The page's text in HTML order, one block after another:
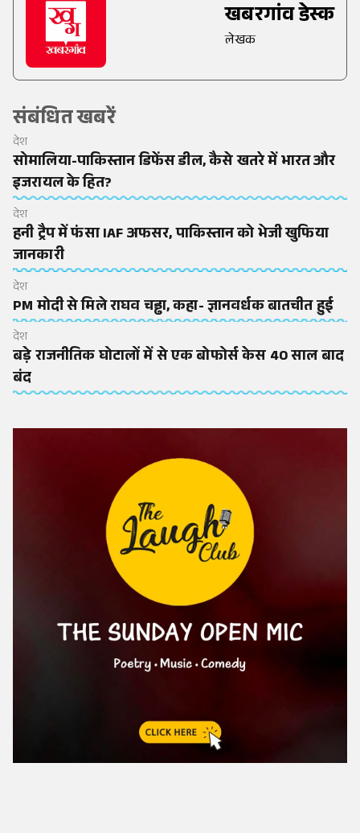
खबरगांव डेस्क
लेखक
संबंधित खबरें
देश
सोमालिया-पाकिस्तान डिफेंस डील, कैसे खतरे में भारत और
इजरायल के हित?
देश
हनी ट्रैप में फंसा IAF अफसर, पाकिस्तान को भेजी खुफिया
जानकारी
देश
PM मोदी से मिले राघव चड्ढा, कहा- ज्ञानवर्धक बातचीत हुई
देश
बड़े राजनीतिक घोटालों में से एक बोफोर्स केस 40 साल बाद
बंद